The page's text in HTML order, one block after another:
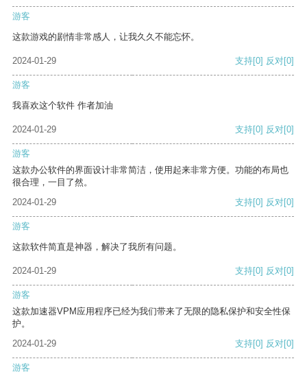
游客
这款游戏的剧情非常感人，让我久久不能忘怀。
2024-01-29 支持[0] 反对[0]
游客
我喜欢这个软件 作者加油
2024-01-29 支持[0] 反对[0]
游客
这款办公软件的界面设计非常简洁，使用起来非常方便。功能的布局也
很合理，一目了然。
2024-01-29
支持[0] 反对[0]
游客
这款软件简直是神器，解决了我所有问题。
2024-01-29 支持[0] 反对[0]
游客
这款加速器VPM应用程序已经为我们带来了无限的隐私保护和安全性保
护。
2024-01-29
支持[0] 反对[0]
游客